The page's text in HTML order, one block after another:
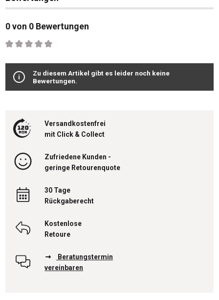
0 von 0 Bewertungen
Durchschnittliche Bewertung von 0 von 5 Sternen
Zu diesem Artikel gibt es leider noch keine
Bewertungen.
Versandkostenfrei
mit Click & Collect
Zufriedene Kunden -
geringe Retourenquote
30 Tage
Rückgaberecht
Kostenlose
Retoure
Beratungstermin
vereinbaren